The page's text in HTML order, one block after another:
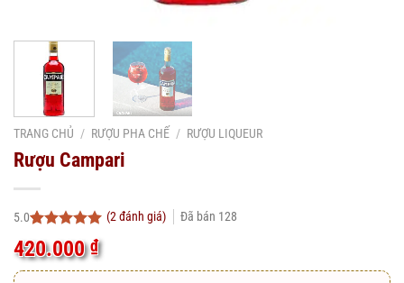
TRANG CHỦ / RƯỢU PHA CHẾ / RƯỢU LIQUEUR
Rượu Campari
5.0
5.0 trên 5
dựa trên
2
đánh giá
(2đánh giá) Đã bán 128
420.000₫